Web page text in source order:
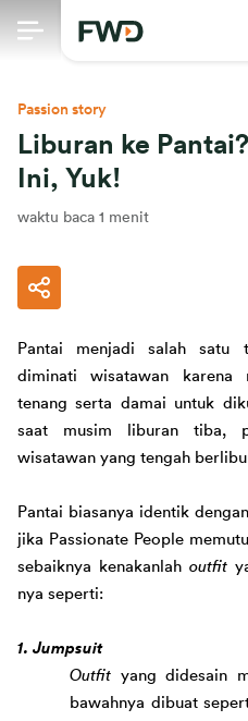
Passion story
Liburan ke
Ini, Yuk!
waktu baca 1 menit
Pantai menjadi salah satu
diminati wisatawan karena
tenang serta damai untuk
saat musim
liburan tiba,
wisatawan yang tengah
Pantai biasanya identik
jika Passionate Peopl e
sebaiknya kenakanlah outfit
nya seperti:
1. Jumpsuit
Outfit yang didesain
bawahnya dibuat